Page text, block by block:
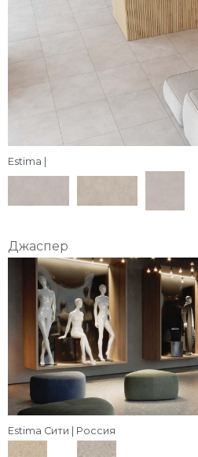
Estima |
Джаспер
Estima Сити | Россия